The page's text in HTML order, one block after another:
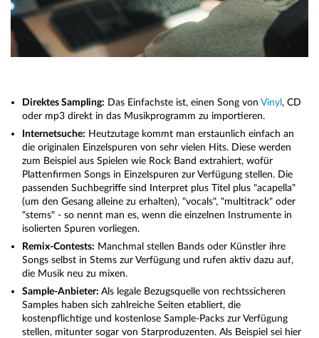
Direktes Sampling: Das Einfachste ist, einen Song vonVinyl, CD
oder mp3 direkt in das Musikprogramm zu importieren.
Internetsuche: Heutzutage kommt man erstaunlich einfach an
die originalen Einzelspuren von sehr vielen Hits. Diese werden
zum Beispiel aus Spielen wie Rock Band extrahiert, wofür
Plattenfirmen Songs in Einzelspuren zur Verfügung stellen. Die
passenden Suchbegriffe sind Interpret plus Titel plus "acapella"
(um den Gesang alleine zu erhalten), "vocals", "multitrack" oder
"stems" - so nennt man es, wenn die einzelnen Instrumente in
isolierten Spuren vorliegen.
Remix-Contests: Manchmal stellen Bands oder Künstler ihre
Songs selbst in Stems zur Verfügung und rufen aktiv dazu auf,
die Musik neu zu mixen.
Sample-Anbieter:Als legale Bezugsquelle von rechtssicheren
Samples haben sich zahlreiche Seiten etabliert, die
kostenpflichtige und kostenlose Sample-Packs zur Verfügung
stellen, mitunter sogar von Starproduzenten. Als Beispiel sei hier